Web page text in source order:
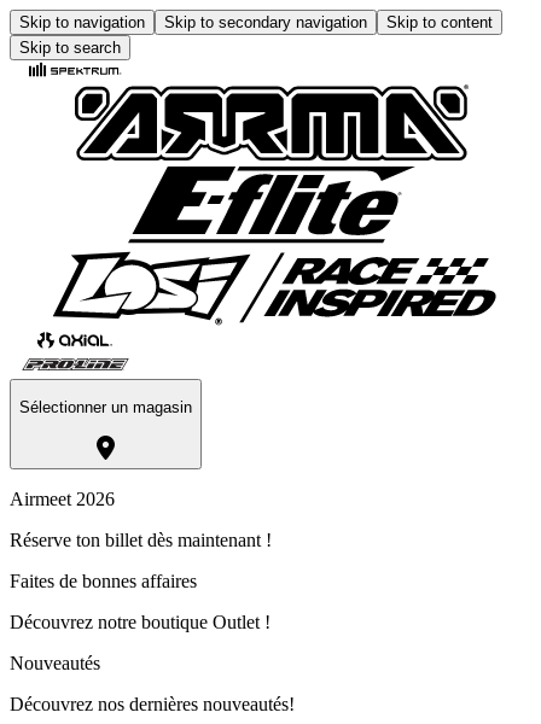
Skip to navigation Skip to secondary navigation
Skip to content
Skip to search
Sélectionner un magasin
Airmeet 2026
Réserve ton billet dès maintenant !
Faites de bonnes affaires
Découvrez notre boutique Outlet !
Nouveautés
Découvrez nos dernières nouveautés!